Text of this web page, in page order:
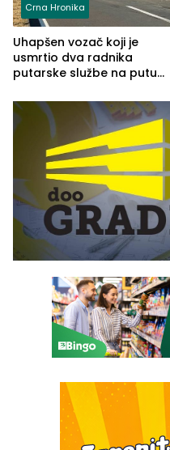
Crna Hronika
Uhapšen vozač koji je
usmrtio dva radnika
putarske službe na putu
(FOTO)